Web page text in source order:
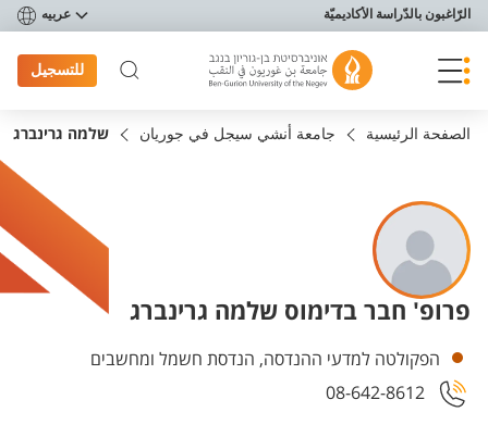
תפריט נגישות
الرّاغبون بالدّراسة الأكاديميّة عربيه
للتسجيل
الصفحة الرئيسية جامعة أنشي سيجل في جوريان שלמה גרינברג
פרופ' חבר בדימוס שלמה גרינברג
Departments
הפקולטה למדעי ההנדסה, הנדסת חשמל ומחשבים
08-642-8612